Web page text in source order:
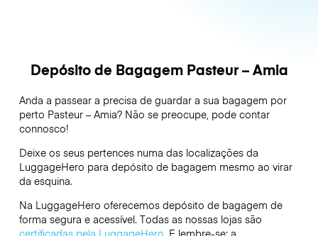
Depósito de Bagagem Pasteur – Amia
Anda a passear a precisa de guardar a sua bagagem por
perto Pasteur – Amia? Não se preocupe, pode contar
connosco!
Deixe os seus pertences numa das localizações da
LuggageHero para depósito de bagagem mesmo ao virar
da esquina.
Na LuggageHero oferecemos depósito de bagagem de
forma segura e acessível. Todas as nossas lojas são